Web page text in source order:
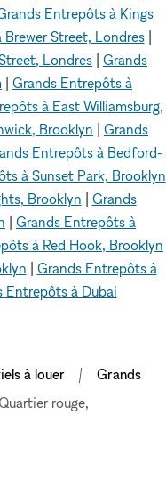
Entrepôts à Kings
Street, Londres|
Londres Grands
Grands Entrepôts à
à East Williamsburg,
Brooklyn
Grands
Entrepôts à Bedford-
à Sunset Park, Brooklyn
Brooklyn
Grands
Grands Entrepôts à
à Red Hook, Brooklyn
Grands Entrepôts à
Entrepôts à Dubai
à louer
Grands
rouge,